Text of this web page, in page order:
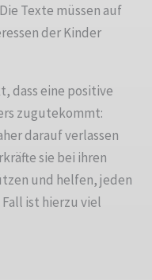
Texte müssen auf
der Kinder
dass eine positive
zugutekommt:
darauf verlassen
sie bei ihren
und helfen, jeden
ist hierzu viel